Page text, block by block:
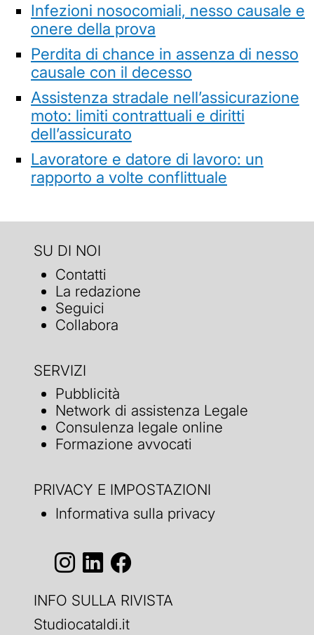
Infezioni nosocomiali, nesso causale e
onere della prova
Perdita di chance in assenza di nesso
causale con il decesso
Assistenza stradale nell’assicurazione
moto: limiti contrattuali e diritti
dell’assicurato
Lavoratore e datore di lavoro: un
rapporto a volte conflittuale
SU DI NOI
Contatti
La redazione
Seguici
Collabora
SERVIZI
Pubblicità
Network di assistenza Legale
Consulenza legale online
Formazione avvocati
PRIVACY E IMPOSTAZIONI
Informativa sulla privacy
INFO SULLA RIVISTA
Studiocataldi.it